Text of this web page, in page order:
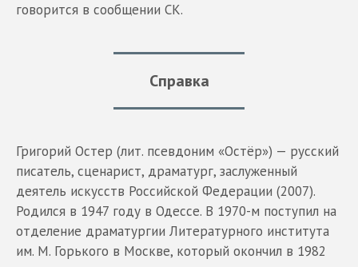
говорится в сообщении СК.
Справка
Григорий Остер (лит. псевдоним «Остёр») — русский
писатель, сценарист, драматург, заслуженный
деятель искусств Российской Федерации (2007).
Родился в 1947 году в Одессе. В 1970-м поступил на
отделение драматургии Литературного института
им. М. Горького в Москве, который окончил в 1982